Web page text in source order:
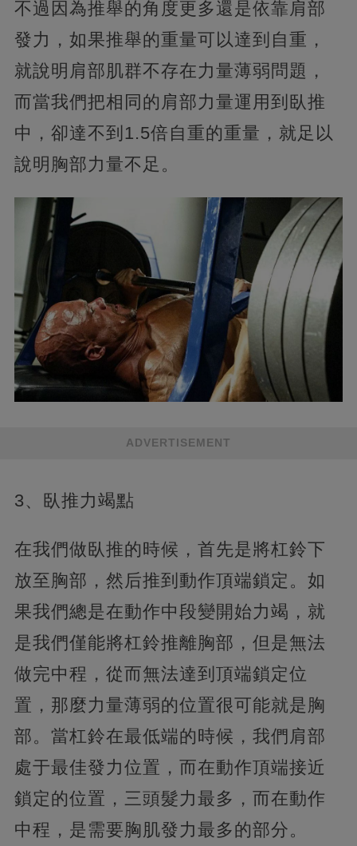
不過因為推舉的角度更多還是依靠肩部
發力，如果推舉的重量可以達到自重，
就說明肩部肌群不存在力量薄弱問題，
而當我們把相同的肩部力量運用到臥推
中，卻達不到1.5倍自重的重量，就足以
說明胸部力量不足。
ADVERTISEMENT
3、臥推力竭點
在我們做臥推的時候，首先是將杠鈴下
放至胸部，然后推到動作頂端鎖定。如
果我們總是在動作中段變開始力竭，就
是我們僅能將杠鈴推離胸部，但是無法
做完中程，從而無法達到頂端鎖定位
置，那麼力量薄弱的位置很可能就是胸
部。當杠鈴在最低端的時候，我們肩部
處于最佳發力位置，而在動作頂端接近
鎖定的位置，三頭髮力最多，而在動作
中程，是需要胸肌發力最多的部分。